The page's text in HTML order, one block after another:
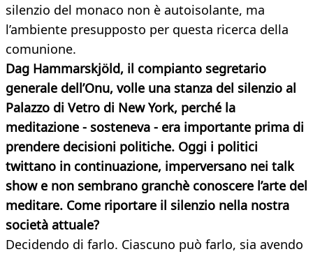
silenzio del monaco non è autoisolante, ma
l’ambiente presupposto per questa ricerca della
comunione.
Dag Hammarskjöld, il compianto segretario
generale dell’Onu, volle una stanza del silenzio al
Palazzo di Vetro di New York, perché la
meditazione - sosteneva - era importante prima di
prendere decisioni politiche. Oggi i politici
twittano in continuazione, imperversano nei talk
show e non sembrano granchè conoscere l’arte del
meditare. Come riportare il silenzio nella nostra
società attuale?
Decidendo di farlo. Ciascuno può farlo, sia avendo